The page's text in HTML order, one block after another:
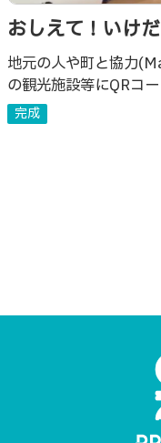
おしえて！いけ
こ寄る？〜
地元の人や町と協力
の観光施設等にQRコ
いただいています！
完成